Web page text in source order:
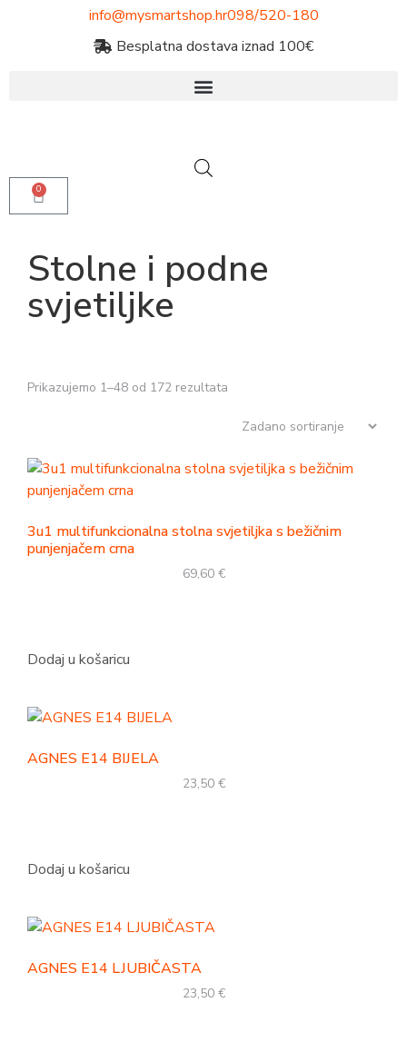
info@mysmartshop.hr098/520-180
Besplatna dostava iznad 100€
0
Stolne i podne
svjetiljke
Prikazujemo 1–48 od 172 rezultata
3u1 multifunkcionalna stolna svjetiljka s bežičnim
punjenjačem crna
69,60 €
Dodaj u košaricu
AGNES E14 BIJELA
23,50 €
Dodaj u košaricu
AGNES E14 LJUBIČASTA
23,50 €